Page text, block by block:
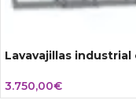
Lavavajillas
3.750,00€